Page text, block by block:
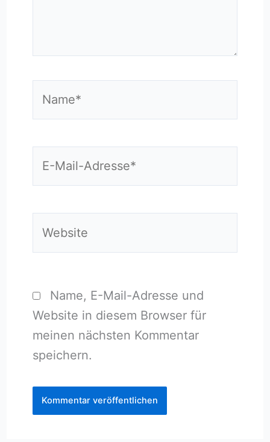
Name, E-Mail-Adresse und
Website in diesem Browser für
meinen nächsten Kommentar
speichern.